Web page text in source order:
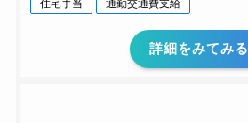
住宅手当
通勤交通費支給
詳細をみてみる